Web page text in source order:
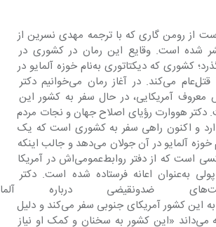
است از رومن گاری که با ترجمه مهدی نسرین از
شده است. وقایع این رمان در کشوری در
آمریکای‌ جنوبی می‌گذرد؛ کشوری که دیکتاتوری به‌نام خوزه آلمایو در
آن مخالفان خود را قتل‌ِعام می‌کند. در آغاز رمان می‌خوانیم دکتر
آمریکایی، در حال سفر به کشور این
دکتر هووارت رؤیای اصلاح جهان و نجات مردم
و اکنون راهی سفر به کشوری است که یک
شیطان مجسم، به‌نام خوزه آلمایو در آن جولان می‌دهد و جالب اینکه
همین خوزه آلمایو کسی است که از دفتر روابط‌عمومی‌اش در آمریکا
برای دکتر هووارت پولی به‌عنوان اعانه فرستاده شده است. دکتر
هووارت روایت‌های ضدونقیضی
نخستین‌بار است که به این کشور آمریکای ‌جنوبی سفر می‌کند و دلیل
سفرش این است که می‌داند «این کشور به سخنان و کمک او نیاز